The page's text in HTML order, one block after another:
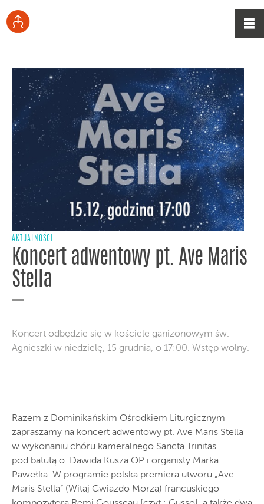
AKTUALNOŚCI
Koncert adwentowy pt. Ave Maris
Stella
Koncert odbędzie się w kościele ganizonowym św.
Agnieszki w niedzielę, 15 grudnia, o 17:00. Wstęp wolny.
Razem z Dominikańskim Ośrodkiem Liturgicznym
zapraszamy na koncert adwentowy pt. Ave Maris Stella
w wykonaniu chóru kameralnego Sancta Trinitas
pod batutą o. Dawida Kusza OP i organisty Marka
Pawełka. W programie polska premiera utworu „Ave
Maris Stella” (Witaj Gwiazdo Morza) francuskiego